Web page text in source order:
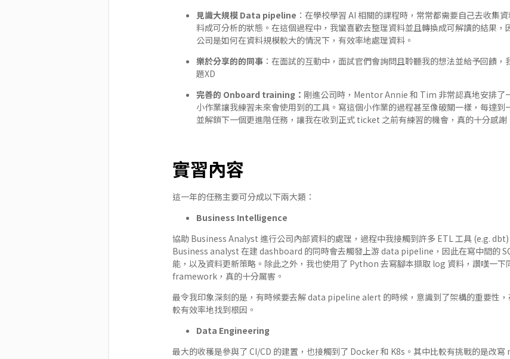
見識大規模 Data pipeline ：在學校學習 AI 相關的課程時，常常都需要自己去收集
料成可分析的狀態。在這個過程中，我蠻喜歡去整理資料並且轉換成可解讀的結果，
公司是如何在資料規模較大的情況下，有效率地處理資料。
樂於分享的的同事：在面試的互動中，面試官們會詢問且聆聽我的想法並給予回饋，
題XD
完善的 Onboard training： 剛進公司時，Mentor Annie 和 Tim 非常認真地安排
小作業讓我練習未來會使用到的工具。寫這個小作業的過程甚至像破關一樣，每達
並解鎖下一個更進階任務，讓我在收到正式 ticket 之前有練習的機會，真的十分感謝
實習內容
這一年的任務主要可分成以下兩大類：
Business Intelligence
協助 Business Analyst 進行公司內部資料的處理，過程中我接觸到許多 ETL 工具 (e.g.
Business analyst 在建 dashboard 的同時會去觸發上游 data pipeline，因此在寫中間的
能，以及資料更新策略。除此之外，我也使用了 Python 去寫腳本擷取 log 資料，讚嘆一
framework，真的十分厲害。
最令我印象深刻的是，有時候要去解 data pipeline alert 的時候，意識到了架構的重要性
較有效率地找到根因。
Data Engineering
最大的收穫是參與了 CI/CD 的建置，也接觸到了 Docker 和 K8s。其中比較有挑戰的是改